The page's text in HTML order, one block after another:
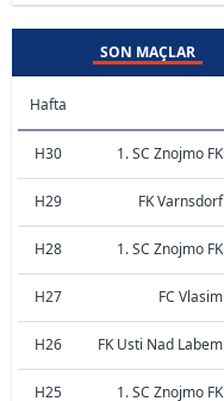
SON MAÇLAR
Hafta
H30 1. SC Znojmo FK
H29 FK Varnsdorf
H28 1. SC Znojmo FK
H27 FC Vlasim
H26 FK Usti Nad Labem
H25 1. SC Znojmo FK